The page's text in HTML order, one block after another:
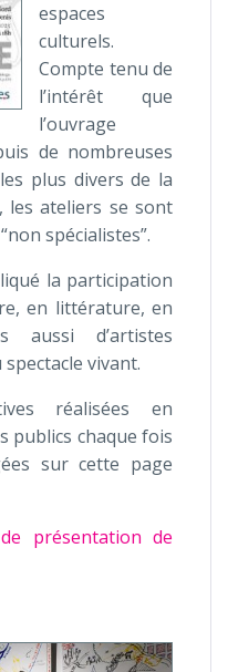
espaces
culturels.
Compte tenu de
l’intérêt que
l’ouvrage
de nombreuses
plus divers de la
ateliers se sont
spécialistes”.
la participation
en littérature, en
aussi d’artistes
vivant.
réalisées en
publics chaque fois
sur cette page
présentation de